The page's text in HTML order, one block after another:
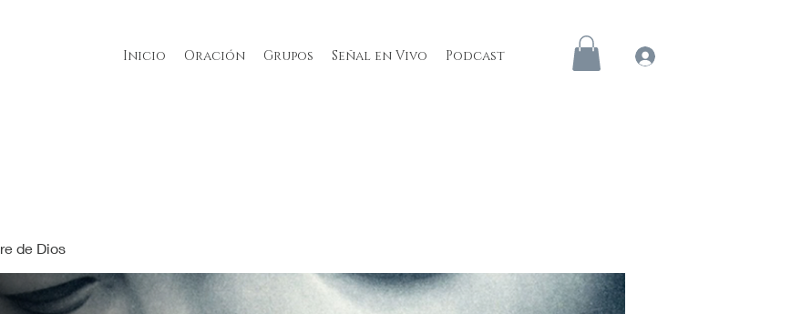
Inicio Oración Grupos Señal en Vivo Podcast
de Dios